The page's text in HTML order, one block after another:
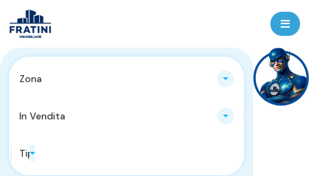
Zona
In Vendita
Tipologie Immobili